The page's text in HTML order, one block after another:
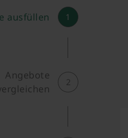
ausfüllen 1
Angebote
2